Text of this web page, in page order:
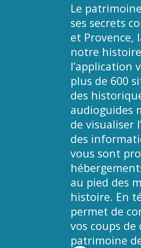
Le
ses secrets
et Provence,
notre
l’application
plus de 600
des
audioguides
de visualiser
des
vous sont
au pied des
histoire. En
permet de
vos coups
patrimoine